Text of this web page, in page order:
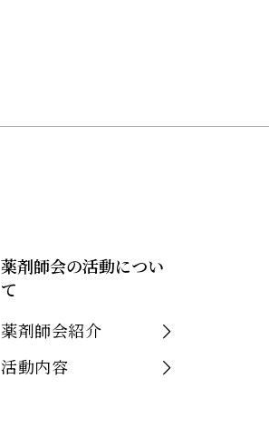
薬剤師会の活動につい
て
薬剤師会紹介
活動内容